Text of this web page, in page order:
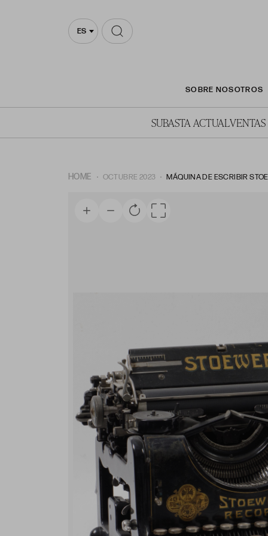
ES
SOBRE NOSOTROS
SUBASTA ACTUAL
HOME OCTUBRE 2023 MÁQUINA DE ESCRIBIR